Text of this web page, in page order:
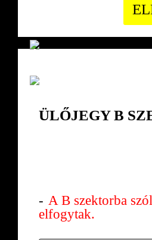
ÜLŐJEGY B
A B szektorba
elfogytak.